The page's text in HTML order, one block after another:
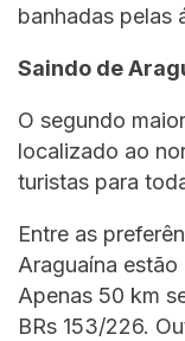
banhadas pelas
Saindo de
O segundo
localizado ao
turistas para
Entre as
Araguaína estão
Apenas 50 km
BRs 153/226.